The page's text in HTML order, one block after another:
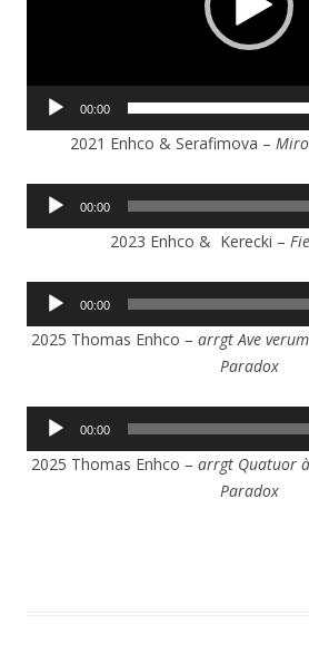
00:00
2021 Enhco & Serafimova –
Lecteur
00:00
2023 Enhco & Kerecki –
Lecteur
00:00
2025 Thomas Enhco – arrgt Ave
Paradox
Lecteur
00:00
2025 Thomas Enhco – arrgt Quatuor
Paradox